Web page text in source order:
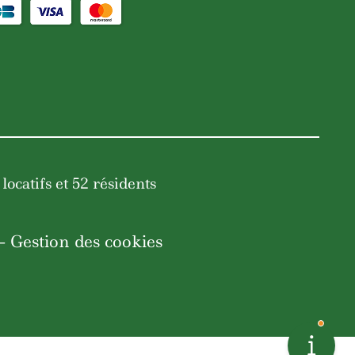
et 52 résidents
Gestion des cookies